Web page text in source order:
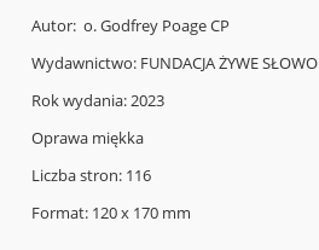
Autor: o. Godfrey Poage CP
Wydawnictwo: FUNDACJA ŻYWE SŁOWO
Rok wydania: 2023
Oprawa miękka
Liczba stron: 116
Format: 120 x 170 mm